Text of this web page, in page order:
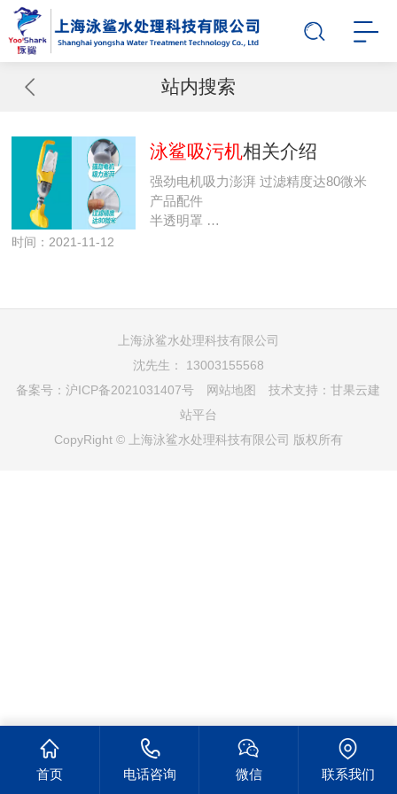
站内搜索
泳鲨吸污机相关介绍
强劲电机吸力澎湃 过滤精度达80微米
产品配件
半透明罩 …
时间：2021-11-12
上海泳鲨水处理科技有限公司
沈先生： 13003155568
备案号：沪ICP备2021031407号 网站地图 技术支持：甘果云建
站平台
CopyRight © 上海泳鲨水处理科技有限公司 版权所有
首页 电话咨询 微信 联系我们